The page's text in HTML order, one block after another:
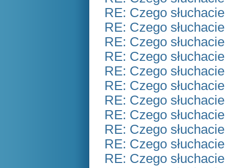
RE: Czego
RE: Czego
RE: Czego
RE: Czego
RE: Czego
RE: Czego
RE: Czego
RE: Czego
RE: Czego
RE: Czego
RE: Czego